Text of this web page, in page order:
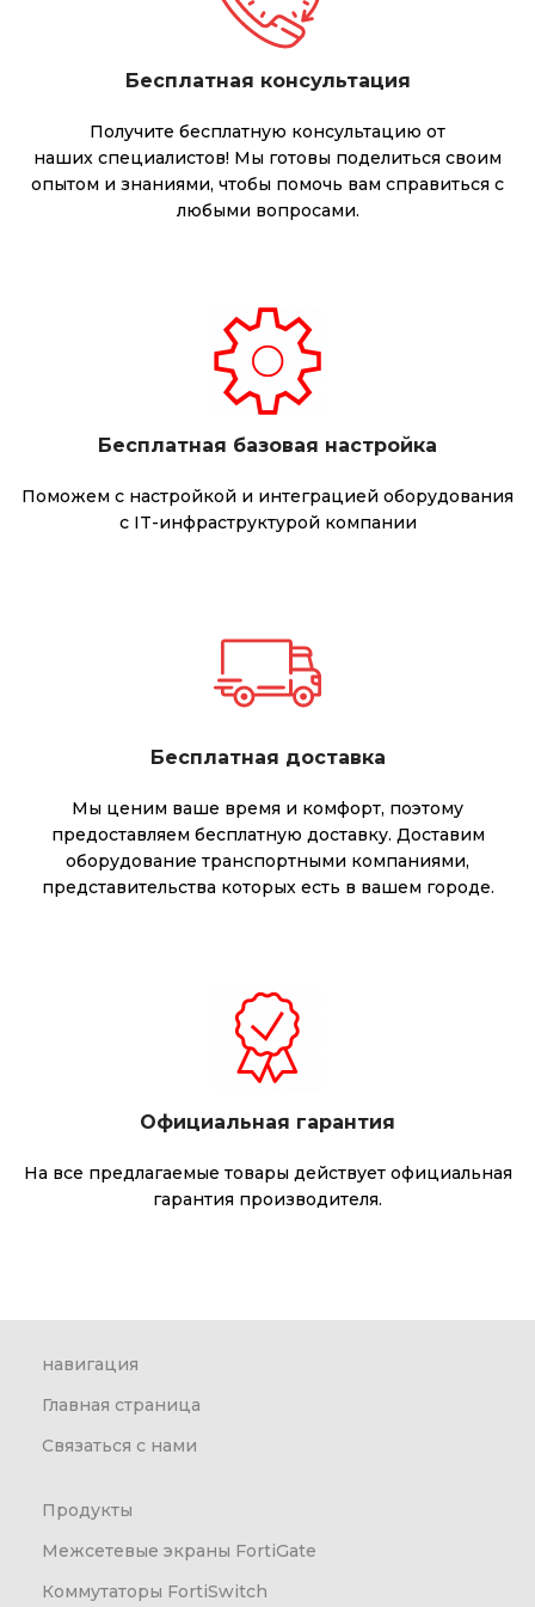
Бесплатная консультация
Получите бесплатную консультацию от
наших специалистов! Мы готовы поделиться своим
опытом и знаниями, чтобы помочь вам справиться с
любыми вопросами.
Бесплатная базовая настройка
Поможем с настройкой и интеграцией оборудования
с IT-инфраструктурой компании
Бесплатная доставка
Мы ценим ваше время и комфорт, поэтому
предоставляем бесплатную доставку. Доставим
оборудование транспортными компаниями,
представительства которых есть в вашем городе.
Официальная гарантия
На все предлагаемые товары действует официальная
гарантия производителя.
навигация
Главная страница
Связаться с нами
Продукты
Межсетевые экраны FortiGate
Коммутаторы FortiSwitch